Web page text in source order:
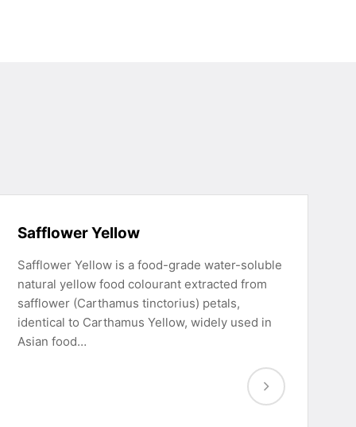
Safflower Yellow
Safflower Yellow is a food-grade water-soluble
natural yellow food colourant extracted from
safflower (Carthamus tinctorius) petals,
identical to Carthamus Yellow, widely used in
Asian food…